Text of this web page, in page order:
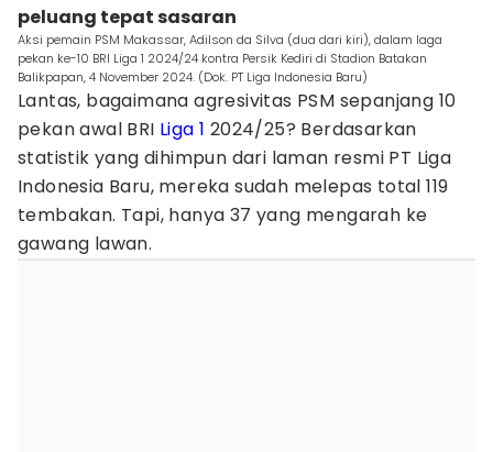
peluang tepat sasaran
Aksi pemain PSM Makassar, Adilson da Silva (dua dari kiri), dalam laga
pekan ke-10 BRI Liga 1 2024/24 kontra Persik Kediri di Stadion Batakan
Balikpapan, 4 November 2024. (Dok. PT Liga Indonesia Baru)
Lantas, bagaimana agresivitas PSM sepanjang 10
pekan awal BRI Liga 1 2024/25? Berdasarkan
statistik yang dihimpun dari laman resmi PT Liga
Indonesia Baru, mereka sudah melepas total 119
tembakan. Tapi, hanya 37 yang mengarah ke
gawang lawan.